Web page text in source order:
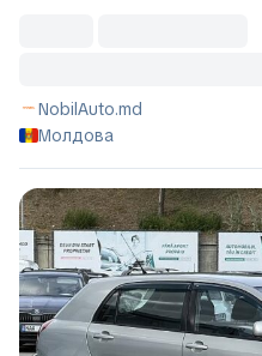
NobilAuto.md
Молдова